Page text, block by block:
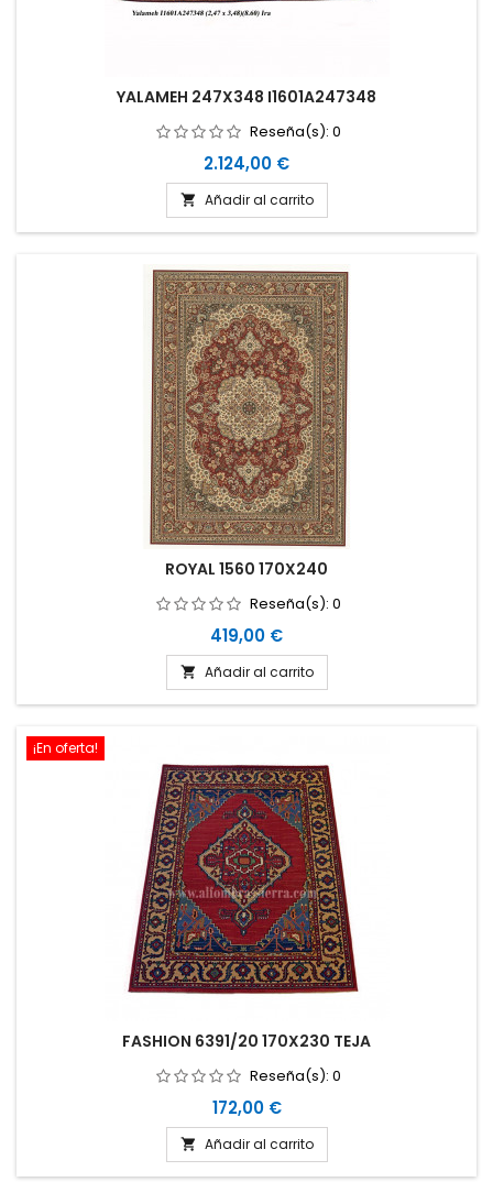
YALAMEH 247X348 I1601A247348
Reseña(s): 0
Precio
2.124,00 €
 Añadir al carrito
ROYAL 1560 170X240
Reseña(s): 0
Precio
419,00 €
 Añadir al carrito
¡En oferta!
FASHION 6391/20 170X230 TEJA
Reseña(s): 0
Precio
172,00 €
 Añadir al carrito